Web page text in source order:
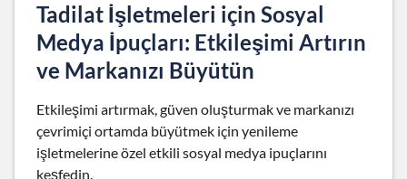
Tadilat İşletmeleri için Sosyal
Medya İpuçları: Etkileşimi Artırın
ve Markanızı Büyütün
Etkileşimi artırmak, güven oluşturmak ve markanızı
çevrimiçi ortamda büyütmek için yenileme
işletmelerine özel etkili sosyal medya ipuçlarını
keşfedin.